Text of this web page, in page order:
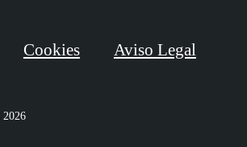
Cookies Aviso Legal